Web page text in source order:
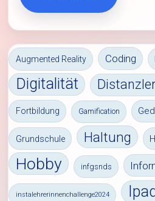
Augmented Reality Coding
Digitalität
Fortbildung Gamification
Grundschule Haltung
Hobby infgsnds
instalehrerinnenchallenge2024 Ipad